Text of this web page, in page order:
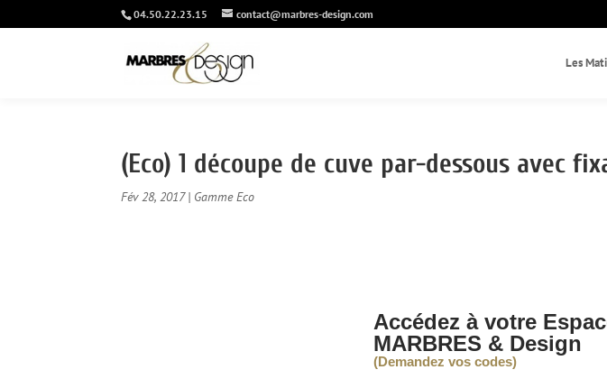
04.50.22.23.15 contact@marbres-design.com
Les
(Eco) 1 découpe de cuve par-dessous avec
Fév 28, 2017| Gamme Eco
Accédez à votre
MARBRES & Design
(Demandez vos codes)